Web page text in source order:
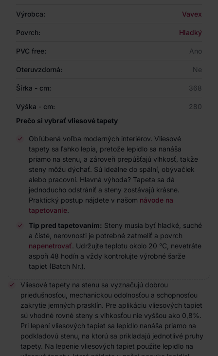
Výrobca: Vavex
Povrch: Hladký
PVC free: Ano
Oteruvzdorná: Ne
Šírka - cm: 368
Výška - cm:
280
Prečo si vybrať vliesové tapety
Obľúbená voľba moderných interiérov. Vliesové
tapety sa ľahko lepia, pretože lepidlo sa nanáša
priamo na stenu, a zároveň prepúšťajú vlhkosť, takže
steny môžu dýchať. Sú ideálne do spální, obývačiek
alebo pracovní. Hlavná výhoda? Tapeta sa dá
jednoducho odstrániť a steny zostávajú krásne.
Praktický postup nájdete v našom návode na
tapetovanie.
Tip pred tapetovaním: Steny musia byť hladké, suché
a čisté, nerovnosti je potrebné zatmeliť a povrch
napenetrovať. Udržujte teplotu okolo 20 °C, nevetráte
aspoň 48 hodín a vždy kontrolujte výrobné šarže
tapiet (Batch Nr.).
Vliesové tapety na stenu sa vyznačujú dobrou
priedušnosťou, mechanickou odolnosťou a schopnosťou
zakrytie jemných prasklín. Pre aplikáciu vliesových tapiet
sú vhodné rovné steny s vlhkosťou nie vyššou ako 0,8%.
Pri lepení vliesových tapiet sa lepidlo nanáša priamo na
podkladovú stenu, na ktorú sa prikladajú jednotlivé pruhy
tapety. Na lepenie vliesových tapiet použite lepidlo na